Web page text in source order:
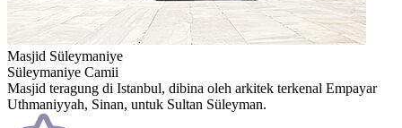
Masjid Süleymaniye
Süleymaniye Camii
Masjid teragung di Istanbul, dibina oleh arkitek terkenal Empayar
Uthmaniyyah, Sinan, untuk Sultan Süleyman.